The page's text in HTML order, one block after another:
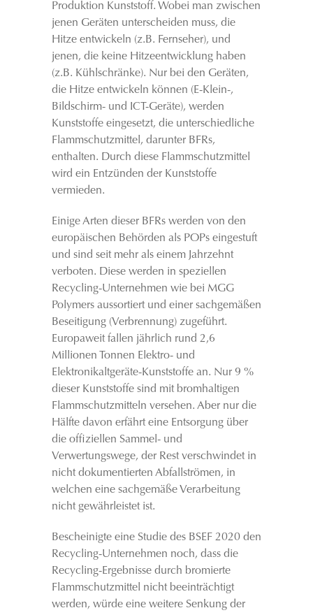
Produktion Kunststoff. Wobei man zwischen
jenen Geräten unterscheiden muss, die
Hitze entwickeln (z.B. Fernseher), und
jenen, die keine Hitzeentwicklung haben
(z.B. Kühlschränke). Nur bei den Geräten,
die Hitze entwickeln können (E-Klein-,
Bildschirm- und ICT-Geräte), werden
Kunststoffe eingesetzt, die unterschiedliche
Flammschutzmittel, darunter BFRs,
enthalten. Durch diese Flammschutzmittel
wird ein Entzünden der Kunststoffe
vermieden.
Einige Arten dieser BFRs werden von den
europäischen Behörden als POPs eingestuft
und sind seit mehr als einem Jahrzehnt
verboten. Diese werden in speziellen
Recycling-Unternehmen wie bei MGG
Polymers aussortiert und einer sachgemäßen
Beseitigung (Verbrennung) zugeführt.
Europaweit fallen jährlich rund 2,6
Millionen Tonnen Elektro- und
Elektronikaltgeräte-Kunststoffe an. Nur 9 %
dieser Kunststoffe sind mit bromhaltigen
Flammschutzmitteln versehen. Aber nur die
Hälfte davon erfährt eine Entsorgung über
die offiziellen Sammel- und
Verwertungswege, der Rest verschwindet in
nicht dokumentierten Abfallströmen, in
welchen eine sachgemäße Verarbeitung
nicht gewährleistet ist.
Bescheinigte eine Studie des BSEF 2020 den
Recycling-Unternehmen noch, dass die
Recycling-Ergebnisse durch bromierte
Flammschutzmittel nicht beeinträchtigt
werden, würde eine weitere Senkung der